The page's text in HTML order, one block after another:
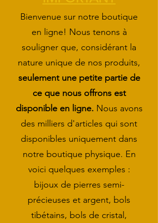
Bienvenue sur notre boutique
en ligne! Nous tenons à
souligner que, considérant la
nature unique de nos produits,
seulement une petite partie de
ce que nous offrons est
disponible en ligne. Nous avons
des milliers d'articles qui sont
disponibles uniquement dans
notre boutique physique. En
voici quelques exemples :
bijoux de pierres semi-
précieuses et argent, bols
tibétains, bols de cristal,